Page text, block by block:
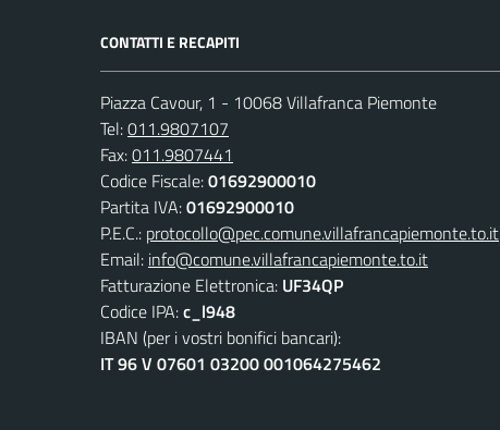
CONTATTI E RECAPITI
Piazza Cavour, 1 - 10068 Villafranca Piemonte
Tel:011.9807107
Fax:011.9807441
Codice Fiscale:01692900010
Partita IVA:01692900010
P.E.C.: protocollo@pec.comune.villafrancapiemonte.to.it
Email: info@comune.villafrancapiemonte.to.it
Fatturazione Elettronica: UF34QP
Codice IPA:c_l948
IBAN (per i vostri bonifici bancari):
IT 96 V 07601 03200 001064275462